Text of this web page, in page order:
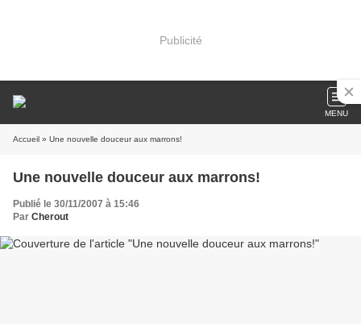
Publicité
MENU
Accueil » Une nouvelle douceur aux marrons!
Une nouvelle douceur aux marrons!
Publié le 30/11/2007 à 15:46
Par Cherout